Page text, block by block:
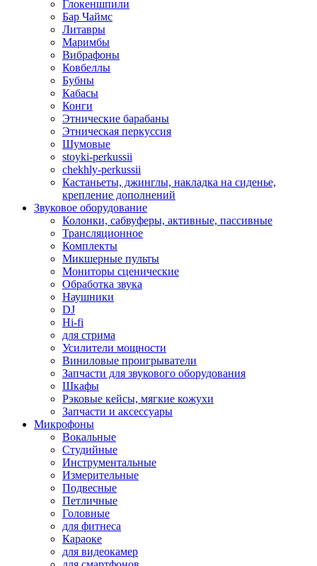
Глокеншпили
Бар Чаймс
Литавры
Маримбы
Вибрафоны
Ковбеллы
Бубны
Кабасы
Конги
Этнические барабаны
Этническая перкуссия
Шумовые
stoyki-perkussii
chekhly-perkussii
Кастаньеты, джинглы, накладка на сиденье,
крепление дополнений
Звуковое оборудование
Колонки, сабвуферы, активные, пассивные
Трансляционное
Комплекты
Микшерные пульты
Мониторы сценические
Обработка звука
Наушники
DJ
Hi-fi
для стрима
Усилители мощности
Виниловые проигрыватели
Запчасти для звукового оборудования
Шкафы
Рэковые кейсы, мягкие кожухи
Запчасти и аксессуары
Микрофоны
Вокальные
Студийные
Инструментальные
Измерительные
Подвесные
Петличные
Головные
для фитнеса
Караоке
для видеокамер